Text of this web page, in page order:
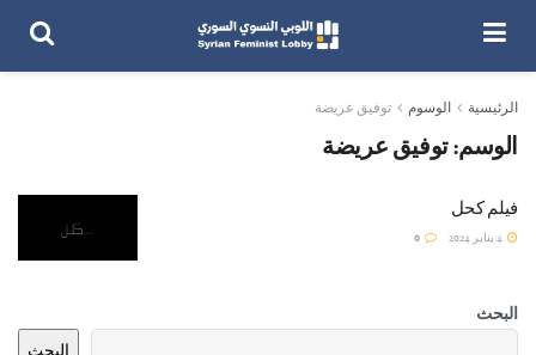
الرئيسية الوسوم توفيق عريضة
الوسم:توفيق عريضة
فيلم كحل
البحث